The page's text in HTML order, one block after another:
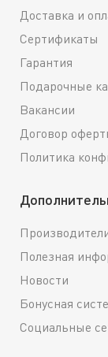
Доставка и
Сертификаты
Гарантия
Подарочные
Вакансии
Договор
Политика
Полезная
Новости
Бонусная
Социальные